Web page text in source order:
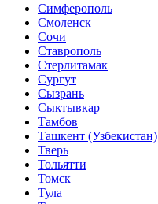
Симферополь
Смоленск
Сочи
Ставрополь
Стерлитамак
Сургут
Сызрань
Сыктывкар
Тамбов
Ташкент (Узбекистан)
Тверь
Тольятти
Томск
Тула